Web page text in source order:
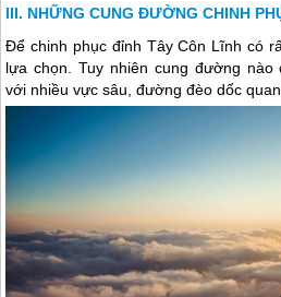
NHỮNG CUNG ĐƯỜNG CHINH
Để chinh phục đỉnh Tây Côn Lĩnh có
lựa chọn. Tuy nhiên cung đường
với nhiều vực sâu, đường đèo dốc